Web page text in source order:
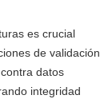
es crucial
de validación
datos
integridad